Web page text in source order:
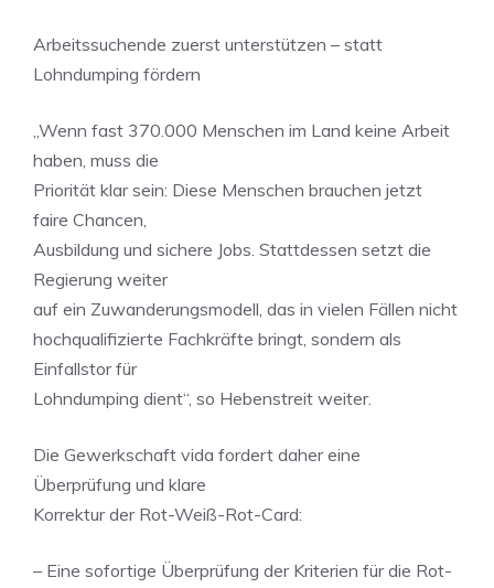
Arbeitssuchende zuerst unterstützen – statt
Lohndumping fördern
„Wenn fast 370.000 Menschen im Land keine Arbeit
haben, muss die
Priorität klar sein: Diese Menschen brauchen jetzt
faire Chancen,
Ausbildung und sichere Jobs. Stattdessen setzt die
Regierung weiter
auf ein Zuwanderungsmodell, das in vielen Fällen nicht
hochqualifizierte Fachkräfte bringt, sondern als
Einfallstor für
Lohndumping dient“, so Hebenstreit weiter.
Die Gewerkschaft vida fordert daher eine
Überprüfung und klare
Korrektur der Rot-Weiß-Rot-Card:
– Eine sofortige Überprüfung der Kriterien für die Rot-